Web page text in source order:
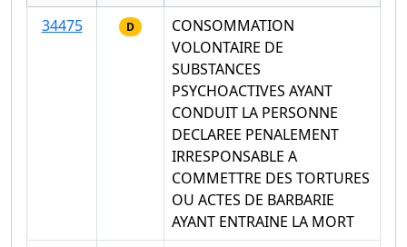
34475 D
CONSOMMATION
VOLONTAIRE DE
SUBSTANCES
PSYCHOACTIVES AYANT
CONDUIT LA PERSONNE
DECLAREE PENALEMENT
IRRESPONSABLE A
COMMETTRE DES TORTURES
OU ACTES DE BARBARIE
AYANT ENTRAINE LA MORT